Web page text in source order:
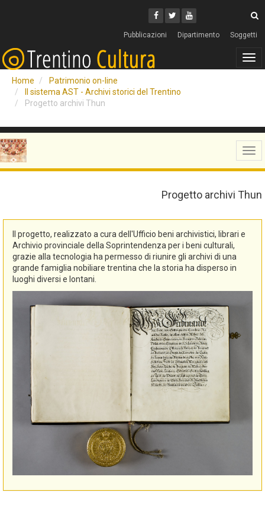
Facebook
Twitter
Youtube
Pubblicazioni Dipartimento Soggetti
Home
Patrimonio on-line
Il sistema AST - Archivi storici del Trentino
Progetto archivi Thun
Progetto archivi Thun
Il progetto, realizzato a cura dell'Ufficio beni archivistici, librari e
Archivio provinciale della Soprintendenza per i beni culturali,
grazie alla tecnologia ha permesso di riunire gli archivi di una
grande famiglia nobiliare trentina che la storia ha disperso in
luoghi diversi e lontani.